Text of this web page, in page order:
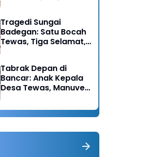
Hipertensi
Tragedi Sungai
Badegan: Satu Bocah
Tewas, Tiga Selamat,
Tabrak Depan di
Bancar: Anak Kepala
Desa Tewas, Manuver
Diduga Jadi Pemicu